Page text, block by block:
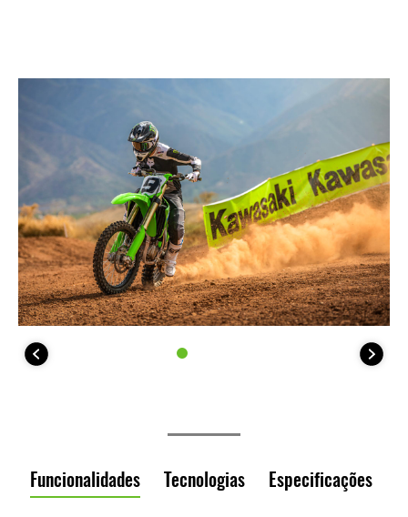
Funcionalidades Tecnologias Especificações